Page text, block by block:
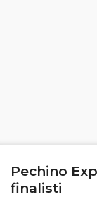
Pechino
finalisti